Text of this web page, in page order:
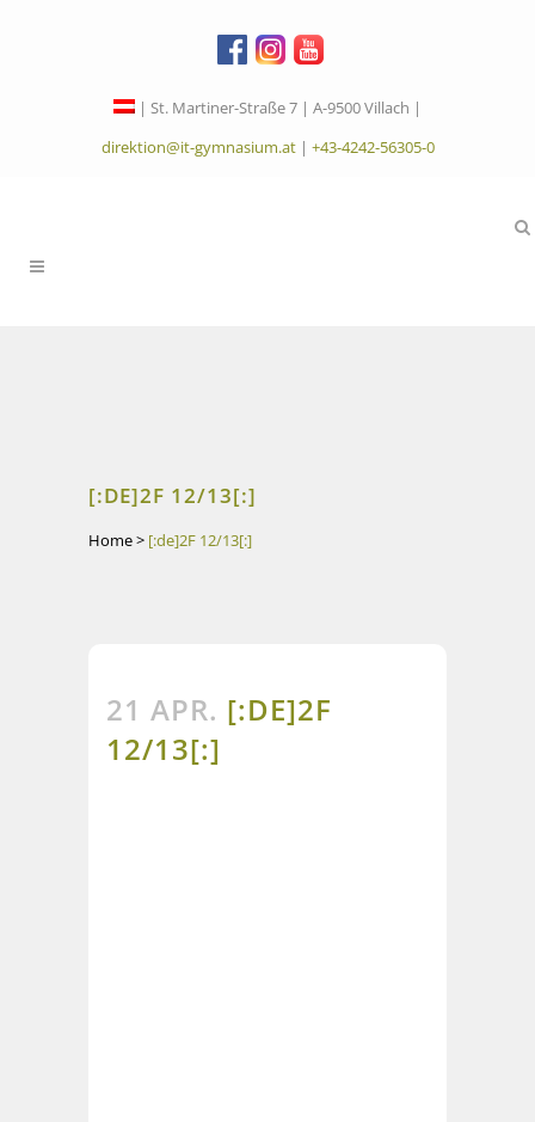
| St. Martiner-Straße 7 | A-9500 Villach |
direktion@it-gymnasium.at| +43-4242-56305-0
[:DE]2F 12/13[:]
Home> [:de]2F 12/13[:]
21 APR. [:DE]2F
12/13[:]